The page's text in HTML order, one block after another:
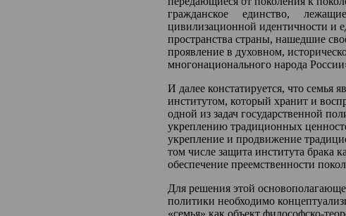
гражданское единство,
цивилизационной идентичности и
пространства страны, нашедшие
проявление в духовном,
многонационального народа
И далее констатируется, что семья
институтом, который хранит и
одной из задач государственной
укреплению традиционных
укрепление и продвижение
том числе защита института
обеспечение преемственности
Для решения этой
политики необходимо